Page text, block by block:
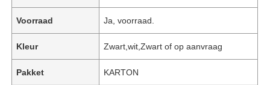
Voorraad Ja, voorraad.
Kleur Zwart,wit,Zwart of op aanvraag
Pakket KARTON